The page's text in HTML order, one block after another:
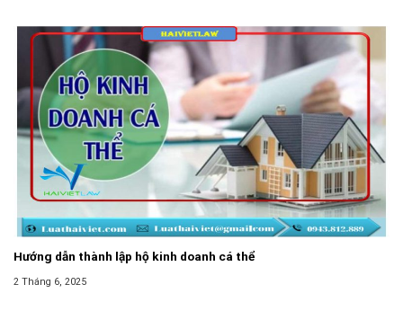
Hướng dẫn thành lập hộ kinh doanh cá thể
2 Tháng 6, 2025